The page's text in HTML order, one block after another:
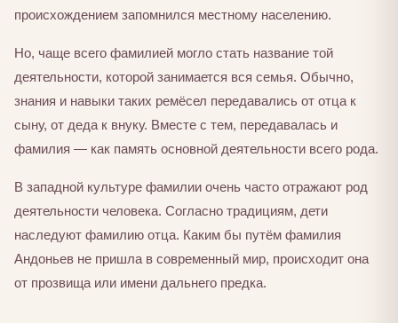
происхождением запомнился местному населению.
Но, чаще всего фамилией могло стать название той
деятельности, которой занимается вся семья. Обычно,
знания и навыки таких ремёсел передавались от отца к
сыну, от деда к внуку. Вместе с тем, передавалась и
фамилия — как память основной деятельности всего рода.
В западной культуре фамилии очень часто отражают род
деятельности человека. Согласно традициям, дети
наследуют фамилию отца. Каким бы путём фамилия
Андоньев не пришла в современный мир, происходит она
от прозвища или имени дальнего предка.